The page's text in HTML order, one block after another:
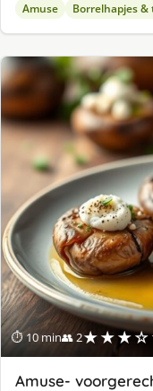
Amuse Borrelhapjes &
⏱ 10 min👥 2
Amuse-